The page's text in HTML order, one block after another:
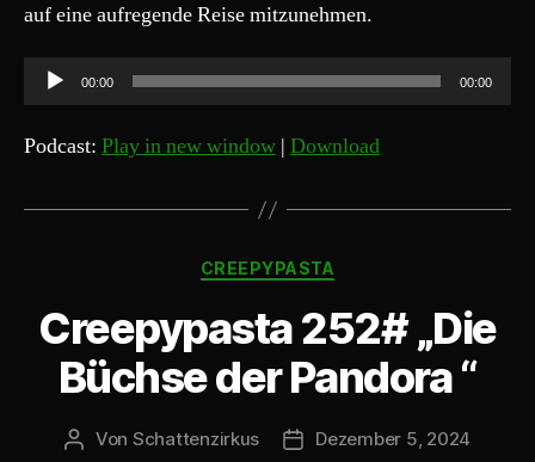
auf eine aufregende Reise mitzunehmen.
u
d
00:00 00:00
Podcast: Play in new window | Download
Kategorien
CREEPYPASTA
Creepypasta 252# „Die
Büchse der Pandora “
Beitragsautor
Von Schattenzirkus Beitragsdatum
Dezember 5, 2024